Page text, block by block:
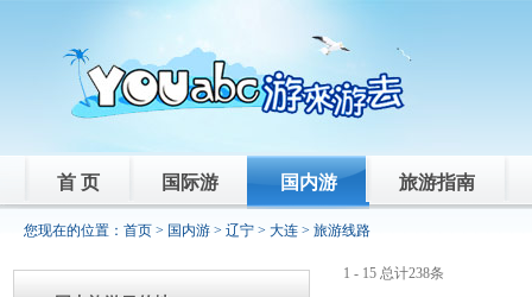
首 页 国际游 国内游 旅游指南
您现在的位置： 首页 > 国内游 > 辽宁 > 大连 > 旅游线路
1 - 15 总计238条